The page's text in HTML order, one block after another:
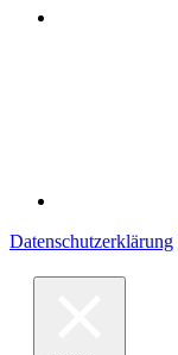
Datenschutzerklärung